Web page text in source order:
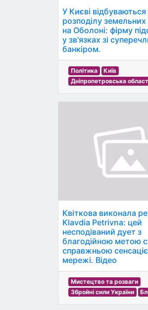
У Києві
розподілу земельних
на Оболоні: фірму
у зв'язках зі
банкіром.
Політика
Київ
Дніпропетровська
Квіткова виконала
Klavdia Petrivna: цей
несподіваний дует з
благодійною метою
справжньою
мережі. Відео
Мистецтво та розваги
Збройні сили України